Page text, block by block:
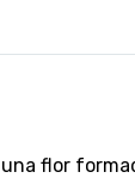
flor